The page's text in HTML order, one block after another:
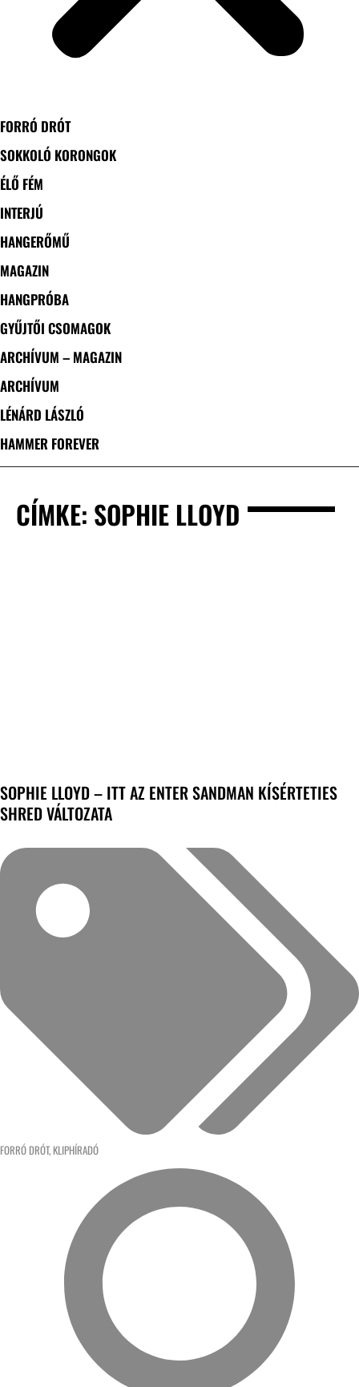
FORRÓ DRÓT
SOKKOLÓ KORONGOK
ÉLŐ FÉM
INTERJÚ
HANGERŐMŰ
MAGAZIN
HANGPRÓBA
GYŰJTŐI CSOMAGOK
ARCHÍVUM – MAGAZIN
ARCHÍVUM
LÉNÁRD LÁSZLÓ
HAMMER FOREVER
CÍMKE: SOPHIE LLOYD
SOPHIE LLOYD – ITT AZ ENTER SANDMAN KÍSÉRTETIES
SHRED VÁLTOZATA
FORRÓ DRÓT, KLIPHÍRADÓ